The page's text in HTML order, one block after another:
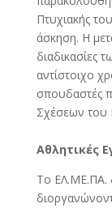
Πτυχιακής
άσκηση. Η
διαδικασίες
αντίστοιχο
σπουδαστές
Σχέσεων του
Αθλητικές
Το ΕΛ.ΜΕ.ΠΑ.